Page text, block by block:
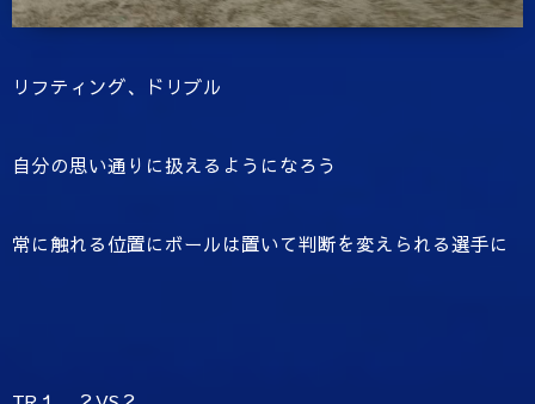
リフティング、ドリブル
自分の思い通りに扱えるようになろう
常に触れる位置にボールは置いて判断を変えられる選手に